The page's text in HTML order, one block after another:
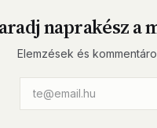
naprakész a
Elemzések és